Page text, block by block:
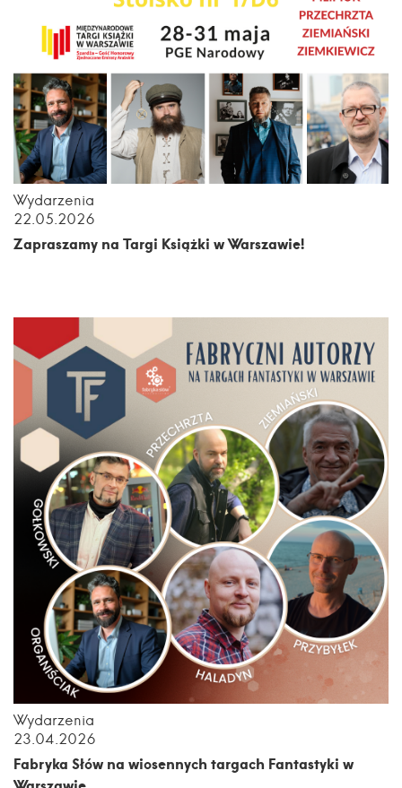
Wydarzenia
22.05.2026
Zapraszamy na Targi Książki w Warszawie!
Wydarzenia
23.04.2026
Fabryka Słów na wiosennych targach Fantastyki w